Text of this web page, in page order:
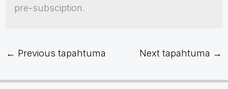
pre-subsciption.
← Previous tapahtuma Next tapahtuma →